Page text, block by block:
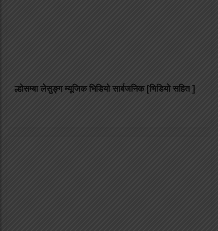
ल्होसम्बा लेसुङ्ग म्यूजिक भिडियो सार्बजनिक [भिडियो सहित ]